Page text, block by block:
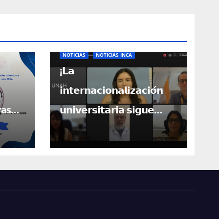
NOTICIAS NOTICIAS INCA
¡𝗟𝗮
𝗶𝗻𝘁𝗲𝗿𝗻𝗮𝗰𝗶𝗼𝗻𝗮𝗹𝗶𝘇𝗮𝗰𝗶𝗼́𝗻
𝘂𝗻𝗶𝘃𝗲𝗿𝘀𝗶𝘁𝗮𝗿𝗶𝗮 𝘀𝗶𝗴𝘂𝗲
𝗮𝗯𝗿𝗶𝗲𝗻𝗱𝗼 𝗽𝘂𝗲𝗿𝘁𝗮𝘀 𝗽𝗮𝗿𝗮
𝗖𝗲𝗻𝘁𝗿𝗼𝗮𝗺𝗲́𝗿𝗶𝗰𝗮!